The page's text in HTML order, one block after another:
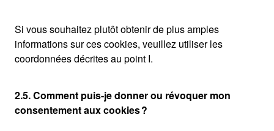
Si vous souhaitez plutôt obtenir de plus amples
informations sur ces cookies, veuillez utiliser les
coordonnées décrites au point I.
2.5. Comment puis-je donner ou révoquer mon
consentement aux cookies ?